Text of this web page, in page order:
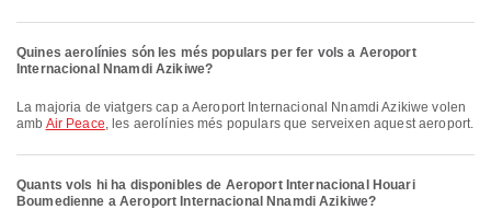
Quines aerolínies són les més populars per fer vols a Aeroport
Internacional Nnamdi Azikiwe?
La majoria de viatgers cap a Aeroport Internacional Nnamdi Azikiwe volen
amb Air Peace, les aerolínies més populars que serveixen aquest aeroport.
Quants vols hi ha disponibles de Aeroport Internacional Houari
Boumedienne a Aeroport Internacional Nnamdi Azikiwe?